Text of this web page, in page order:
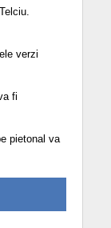
verzi
fi
pietonal va